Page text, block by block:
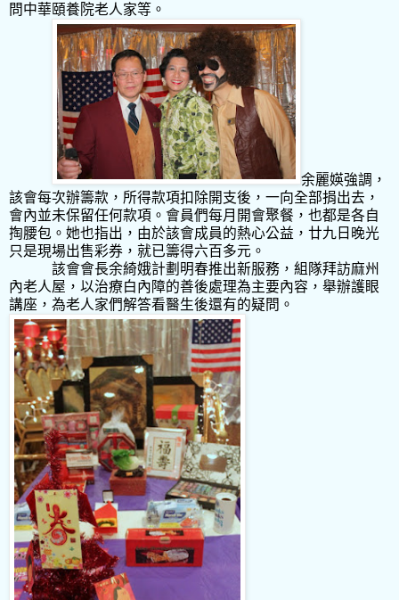
問中華頤養院老人家等。
余麗媖強調，
該會每次辦籌款，所得款項扣除開支後，一向全部捐出去，
會內並未保留任何款項。會員們每月開會聚餐，也都是各自
掏腰包。她也指出，由於該會成員的熱心公益，廿九日晚光
只是現場出售彩券，就已籌得六百多元。
該會會長余綺娥計劃明春推出新服務，組隊拜訪麻州
內老人屋，以治療白內障的善後處理為主要內容，舉辦護眼
講座，為老人家們解答看醫生後還有的疑問。